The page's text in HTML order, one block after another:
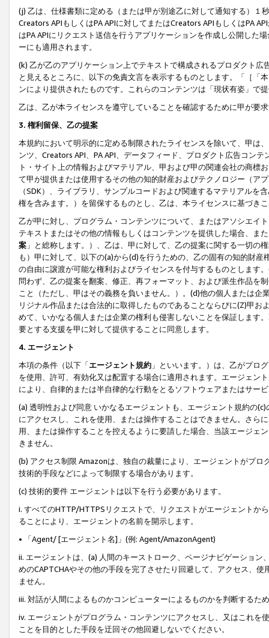
(j) 乙は、仕様書類に定める（または甲が別途乙に対して通知する）
Creators APIもしくはPA APIに対してまたはCreators APIもしくはPA
はPA APIにリクエスト送信を行うアプリケーションを作成し公開した
ーにも適用されます。
(k) 乙が乙のアプリケーション上でテキストで構成されるプロダクト
と見えるところに、以下の免責文言を表示するものとします。「［「
ンにより提供されたものです。これらのコンテンツは「現状有姿」で
乙は、乙が本ライセンスを遵守していることを確認するために甲が要
3. 権利留保、乙の提案
本規約において明示的に定める制限されたライセンスを除いて、甲は
ンツ、Creators API、PA API、データフィード、プロダクト広告コン
ト・サイト上の情報およびマテリアル、甲および甲の関連会社の商
て甲が提供または使用するその他の知的財産およびテクノロジー（ア
（SDK）、ライブラリ、サンプルコードおよび関連するマテリアル
権を含みます。）を留保するものとし、乙は、本ライセンスに基づき
乙が甲に対し、プログラム・コンテンツについて、またはアソシエイ
テキストまたはその他の情報もしくはコンテンツを提供した場合、ま
案 」と総称します。）、乙は、甲に対して、乙の提案に関する一切
も）甲に対して、以下の(a)から(d)を行うための、乙の固有の知的財
の自由に譲渡が可能な権利およびライセンスを付与するものとします
問わず、乙の提案を翻案、修正、再フォーマット、および派生作品を
こと（ただし、甲はその義務を負いません。）。(d)他の個人または
リジナル作品または合法的に取得したものであることならびに(Z)甲
めて、いかなる個人または企業の権利も侵害しないことを保証します
要とする支援を甲に対して提供することに同意します。
4. エージェント
本項の条件（以下「エージェント規約 」といいます。）は、乙がプロ
を使用、許可、有効化又は配置する場合に適用されます。エージェン
により、自律的または半自律的な行動をとるソフトウェアまたはサー
(a) 透明性および同意 いかなるエージェントも、エージェント規約の
にアクセスし、これを使用、または操作することはできません。さら
用、または操作することを控えるように要請した場合、当該エージェ
きません。
(b) アクセス制限 Amazonは、独自の裁量により、エージェントがプ
技術的手段などによって制限する場合があります。
(c) 技術的要件 エージェントは以下を行う必要があります。
i. すべてのHTTP/HTTPSリクエストで、リクエストがエージェントか
ることにより、エージェントの名前を開示します。
• 「Agent/ [エージェント名]」(例: Agent/AmazonAgent)
ii. エージェントは、(a) 人間のキーストローク、ページナビゲーショ
めのCAPTCHAやその他の手段を完了させたり回避して、アクセス、
ません。
iii. 対話が人間によるものかコンピューターによるものかを判断するた
iv. エージェントがプログラム・コンテンツにアクセスし、又はこれ
ことを目的とした手段を迂回その他回避しないでください。